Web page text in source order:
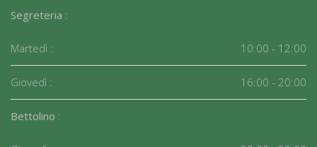
Segreteria :
Martedì : 10:00 - 12:00
Giovedì : 16:00 - 20:00
Bettolino :